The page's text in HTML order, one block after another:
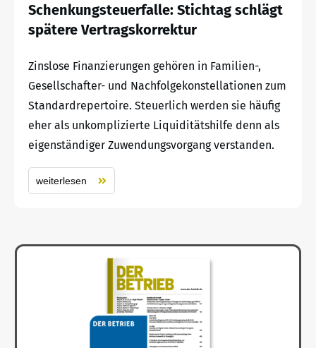
Schenkungsteuerfalle: Stichtag schlägt
spätere Vertragskorrektur
Zinslose Finanzierungen gehören in Familien-,
Gesellschafter- und Nachfolgekonstellationen zum
Standardrepertoire. Steuerlich werden sie häufig
eher als unkomplizierte Liquiditätshilfe denn als
eigenständiger Zuwendungsvorgang verstanden.
weiterlesen